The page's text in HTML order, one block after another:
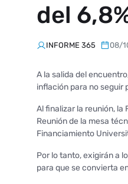
del
INFORME 365 08/
A la salida del
inflación para no seguir
Al finalizar la reunión,
Reunión de la mesa
Financiamiento
Por lo tanto, exigirán a
para que se convierta